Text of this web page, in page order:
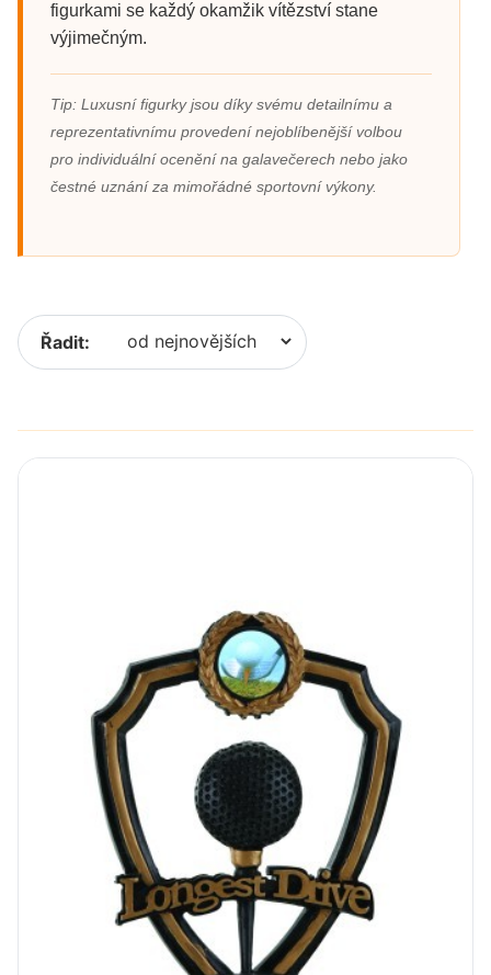
figurkami se každý okamžik vítězství stane
výjimečným.
Tip: Luxusní figurky jsou díky svému detailnímu a
reprezentativnímu provedení nejoblíbenější volbou
pro individuální ocenění na galavečerech nebo jako
čestné uznání za mimořádné sportovní výkony.
Řadit: